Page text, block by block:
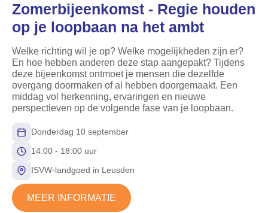
Zomerbijeenkomst - Regie houden
op je loopbaan na het ambt
Welke richting wil je op? Welke mogelijkheden zijn er?
En hoe hebben anderen deze stap aangepakt? Tijdens
deze bijeenkomst ontmoet je mensen die dezelfde
overgang doormaken of al hebben doorgemaakt. Een
middag vol herkenning, ervaringen en nieuwe
perspectieven op de volgende fase van je loopbaan.
Donderdag 10 september
14:00 - 18:00 uur
ISVW‑landgoed in Leusden
MEER INFORMATIE